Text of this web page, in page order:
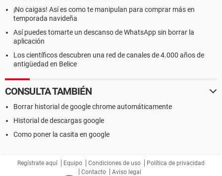
¡No caigas! Así es como te manipulan para comprar más en
temporada navideña
Así puedes tomarte un descanso de WhatsApp sin borrar la
aplicación
Los científicos descubren una red de canales de 4.000 años de
antigüedad en Belice
CONSULTA TAMBIÉN
Borrar historial de google chrome automáticamente
Historial de descargas google
Como poner la casita en google
Regístrate aquí Equipo Condiciones de uso
Política de privacidad
Contacto
Aviso legal